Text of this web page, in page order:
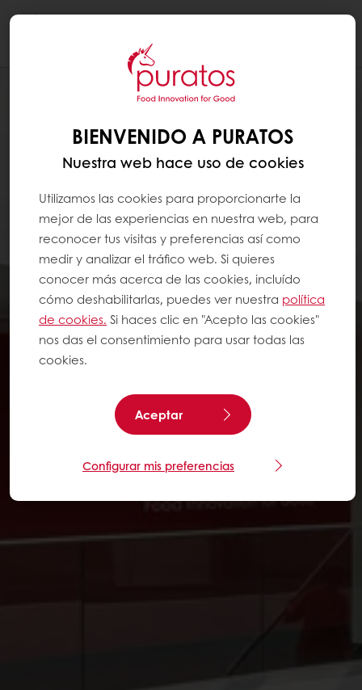
BIENVENIDO A PURATOS
Nuestra web hace uso de cookies
Utilizamos las cookies para proporcionarte la
mejor de las experiencias en nuestra web, para
reconocer tus visitas y preferencias así como
medir y analizar el tráfico web. Si quieres
conocer más acerca de las cookies, incluído
cómo deshabilitarlas, puedes ver nuestra política
de cookies. Si haces clic en "Acepto las cookies"
nos das el consentimiento para usar todas las
cookies.
Aceptar
Configurar mis preferencias